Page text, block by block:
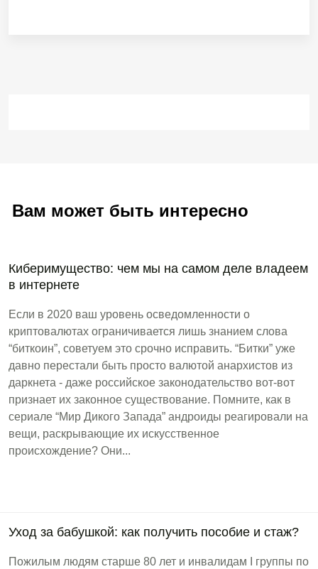
Вам может быть интересно
Киберимущество: чем мы на самом деле владеем
в интернете
Если в 2020 ваш уровень осведомленности о
криптовалютах ограничивается лишь знанием слова
“биткоин”, советуем это срочно исправить. “Битки” уже
давно перестали быть просто валютой анархистов из
даркнета - даже российское законодательство вот-вот
признает их законное существование. Помните, как в
сериале “Мир Дикого Запада” андроиды реагировали на
вещи, раскрывающие их искусственное
происхождение? Они...
Уход за бабушкой: как получить пособие и стаж?
Пожилым людям старше 80 лет и инвалидам I группы по